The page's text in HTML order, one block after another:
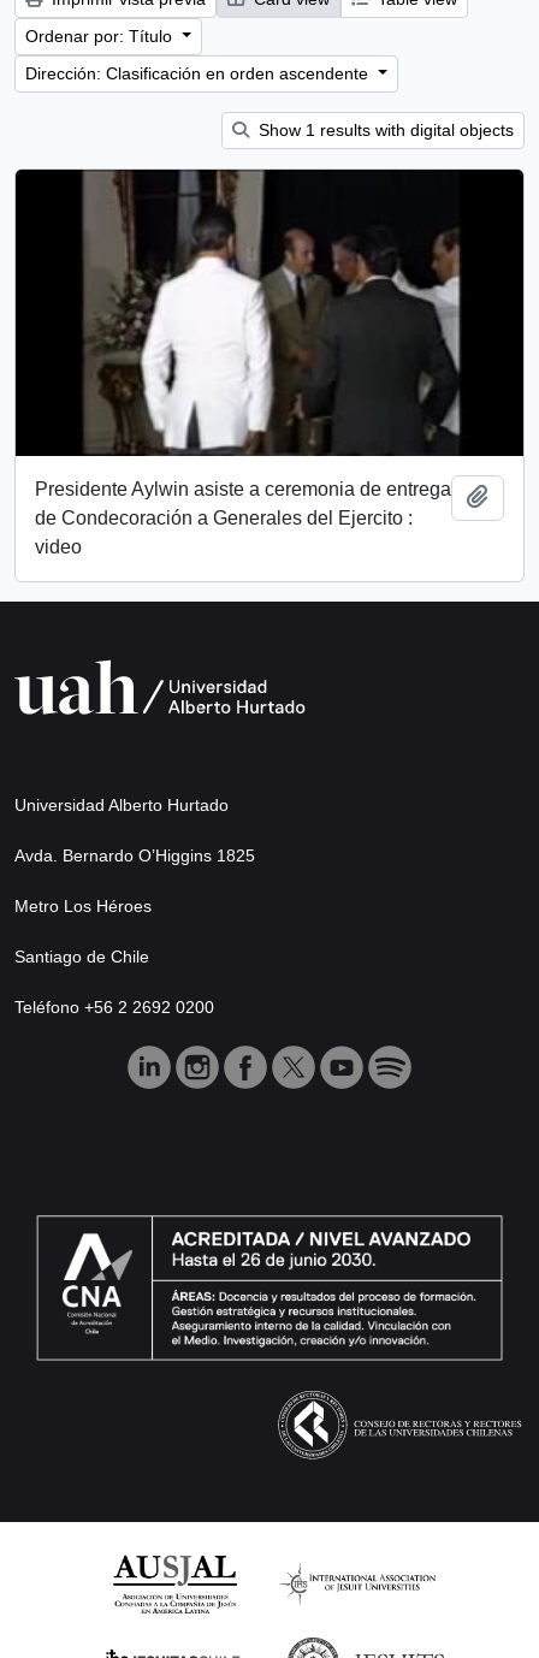
Ordenar por: Título
Dirección: Clasificación en orden ascendente
Show 1 results with digital objects
Presidente Aylwin asiste a ceremonia de entrega
de Condecoración a Generales del Ejercito :
video
Universidad Alberto Hurtado
Avda. Bernardo O’Higgins 1825
Metro Los Héroes
Santiago de Chile
Teléfono +56 2 2692 0200